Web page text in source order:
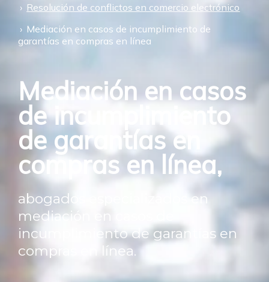
Resolución de conflictos en comercio electrónico
Mediación en casos de incumplimiento de
garantías en compras en línea
Mediación en casos
de incumplimiento
de garantías en
compras en línea,
abogados especializados en
mediación en casos de
incumplimiento de garantías en
compras en línea.